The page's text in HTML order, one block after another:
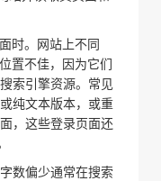
时。网站上不同
置不佳，因为它们
索引擎资源。常见
纯文本版本，或重
，这些登录页面还
数偏少通常在搜索